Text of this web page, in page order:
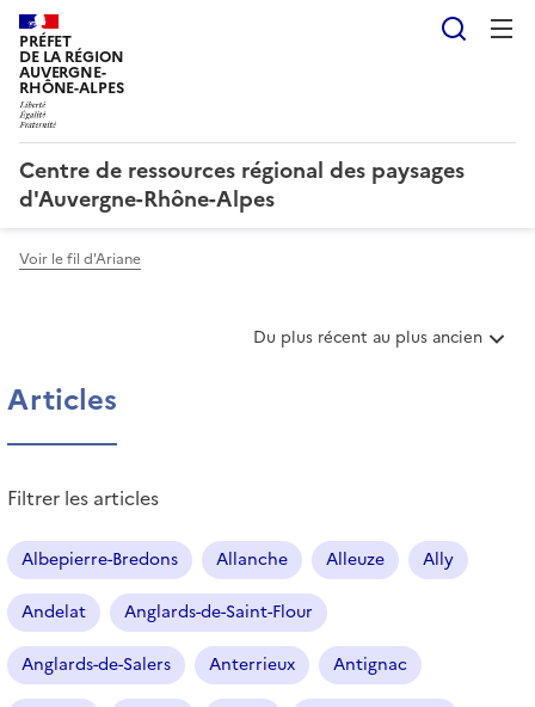
PRÉFET
DE LA RÉGION
AUVERGNE-
RHÔNE-ALPES
Centre de ressources régional des paysages
d'Auvergne-Rhône-Alpes
Voir le fil d'Ariane
T
t
i
c
l
e
s
Du plus récent au plus ancien
Articles
Filtrer les articles
Albepierre-Bredons Allanche Alleuze Ally
Andelat Anglards-de-Saint-Flour
Anglards-de-Salers Anterrieux Antignac